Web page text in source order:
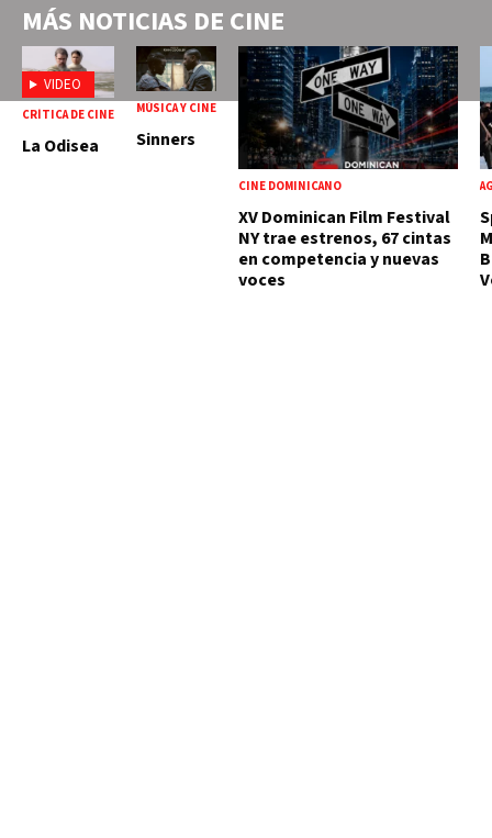
MÁS NOTICIAS DE CINE
VIDEO
CRÍTICA DE CINE
La Odisea
MÚSICA Y CINE
Sinners
CINE DOMINICANO
XV Dominican Film Festival
NY trae estrenos, 67 cintas
en competencia y nuevas
voces